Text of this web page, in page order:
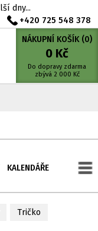
dny...
+420 725 548 378
NÁKUPNÍ KOŠÍK (0)
0 Kč
Do dopravy zdarma
zbývá 2 000 Kč
KALENDÁŘE
Tričko